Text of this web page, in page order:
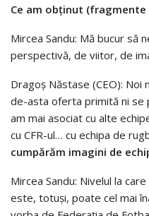
Ce am obținut
Mircea Sandu: Mă bucur să
perspectivă, de viitor, de
Dragoș Năstase (CEO):
de-asta oferta primită ni se
am mai asociat cu alte
cu CFR-ul… cu echipa de
cumpărăm imagini de
Mircea Sandu: Nivelul la
este, totuși, poate cel mai